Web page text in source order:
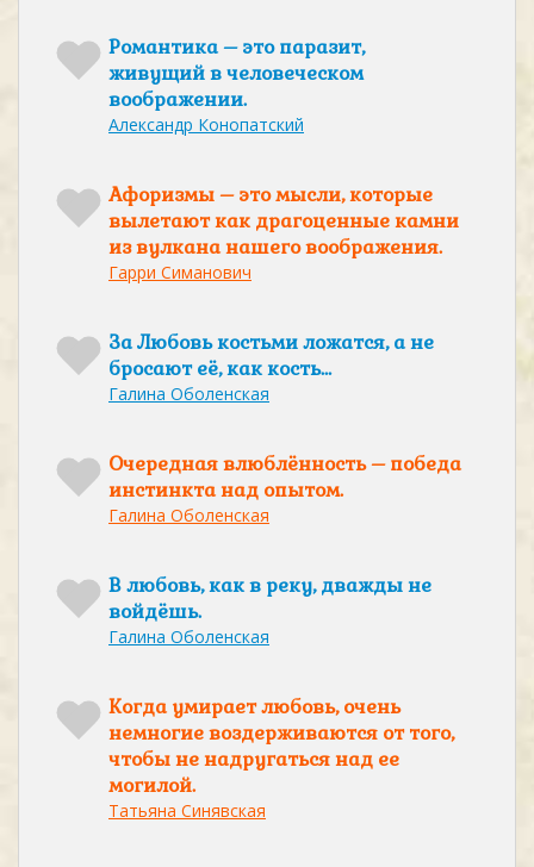
Романтика – это паразит,
живущий в человеческом
воображении.
Александр Конопатский
Афоризмы – это мысли, которые
вылетают как драгоценные камни
из вулкана нашего воображения.
Гарри Симанович
За Любовь костьми ложатся, а не
бросают её, как кость…
Галина Оболенская
Очередная влюблённость – победа
инстинкта над опытом.
Галина Оболенская
В любовь, как в реку, дважды не
войдёшь.
Галина Оболенская
Когда умирает любовь, очень
немногие воздерживаются от того,
чтобы не надругаться над ее
могилой.
Татьяна Синявская